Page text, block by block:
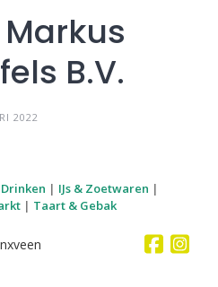
B.V.
2022
| IJs & Zoetwaren |
| Taart & Gebak